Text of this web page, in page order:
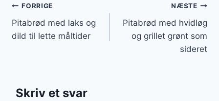
Indlægsnavigation
FORRIGE
Pitabrød med laks og
dild til lette måltider
NÆSTE
Pitabrød med hvidløg
og grillet grønt som
sideret
Skriv et svar